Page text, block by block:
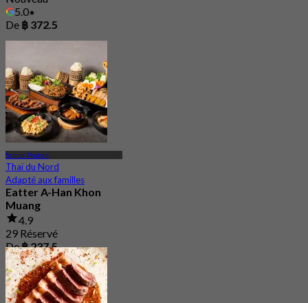
5.0
De ฿ 372.5
Samut Prakan
Thaï du Nord
Adapté aux familles
Eatter A-Han Khon
Muang
4.9
29 Réservé
De฿ 237.5